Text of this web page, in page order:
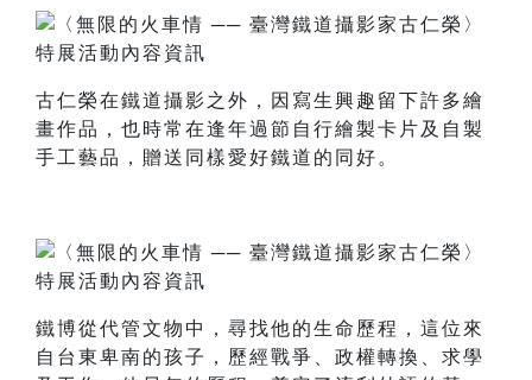
古仁榮在鐵道攝影之外，因寫生興趣留下許多繪
畫作品，也時常在逢年過節自行繪製卡片及自製
手工藝品，贈送同樣愛好鐵道的同好。
鐵博從代管文物中，尋找他的生命歷程，這位來
自台東卑南的孩子，歷經戰爭、政權轉換、求學